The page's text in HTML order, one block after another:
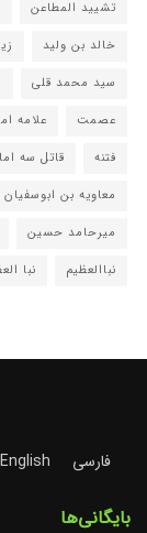
تشیید المطاعن
خالد بن ولید
سید محمد قلی
عصمت
علامه
فتنه
قاتل سه
معاویه بن ابوسفیان
میرحامد حسین
نباالعظیم
نبا
فارسی English
بایگانی‌ها